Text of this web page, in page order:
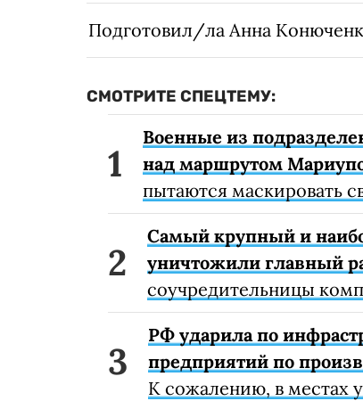
Подготовил/ла Анна
СМОТРИТЕ СПЕЦТЕМУ:
Военные из
над маршрутом
пытаются маскировать
Самый крупный и
уничтожили главный
соучредительницы
РФ ударила по
предприятий по
К сожалению, в местах